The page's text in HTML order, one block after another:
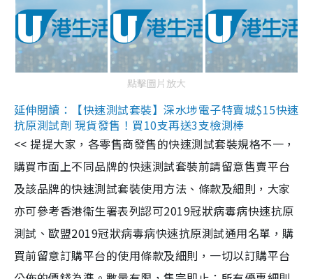
點擊圖片放大
延伸閱讀：【快速測試套裝】深水埗電子特賣城$15快速
抗原測試劑 現貨發售！買10支再送3支檢測棒
<< 提提大家，各零售商發售的快速測試套裝規格不一，
購買市面上不同品牌的快速測試套裝前請留意售賣平台
及該品牌的快速測試套裝使用方法、條款及細則，大家
亦可參考香港衞生署表列認可2019冠狀病毒病快速抗原
測試、歐盟2019冠狀病毒病快速抗原測試通用名單，購
買前留意訂購平台的使用條款及細則，一切以訂購平台